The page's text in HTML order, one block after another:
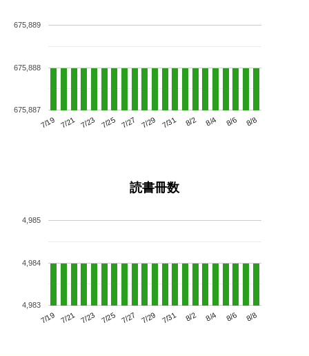
7/19 7/21 7/23 7/25 7/27 7/29 7/31 8/2 8/4 8/6 8/8
675,887
675,888
675,889
読書冊数
7/19 7/21 7/23 7/25 7/27 7/29 7/31 8/2 8/4 8/6 8/8
4,983
4,984
4,985